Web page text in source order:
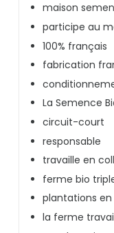
maison
participe au
100% français
fabrication
La Semence
circuit-court
responsable
travaille en
ferme bio
plantations en
la ferme